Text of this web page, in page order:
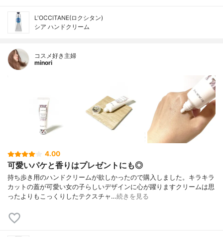
L'OCCITANE(ロクシタン)
シア ハンドクリーム
コスメ好き主婦
minori
4.00
可愛いパケと香りはプレゼントにも◎
持ち歩き用のハンドクリームが欲しかったので購入しました。キラキラ
カットの蓋が可愛い女の子らしいデザインに心が躍りますクリームは思
ったよりもこっくりしたテクスチャ…続きを見る